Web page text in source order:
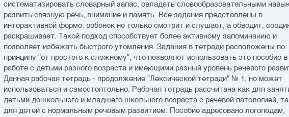
систематизировать словарный запас, овладеть словообразовательными
развить связную речь, внимание и память. Все задания представлены в
интерактивной форме: ребенок не только смотрит и слушает, а обводит,
раскрашивает. Такой подход способствует более активному запоминанию и
позволяет избежать быстрого утомления. Задания в тетради расположены по
принципу "от простого к сложному", что позволяет использовать это пособие в
работе с детьми разного возраста и имеющими разный уровень речевого
Данная рабочая тетрадь - продолжение "Лексической тетради" № 1, но может
использоваться и самостоятельно. Рабочая тетрадь рассчитана как для
детьми дошкольного и младшего школьного возраста с речевой патологией,
для детей с нормальным речевым развитием. Пособие адресовано логопедам,